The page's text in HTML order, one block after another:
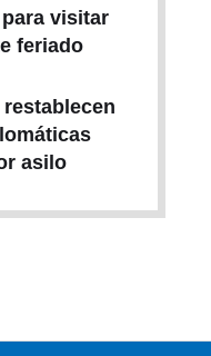
visitar
feriado
asilo